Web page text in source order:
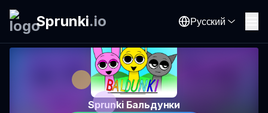
Sprunki.io Русский
Sprunki Бальдунки